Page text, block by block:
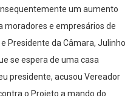
um aumento
moradores e empresários de
Presidente da Câmara, Julinho
se espera de uma casa
presidente, acusou Vereador
o Projeto a mando do